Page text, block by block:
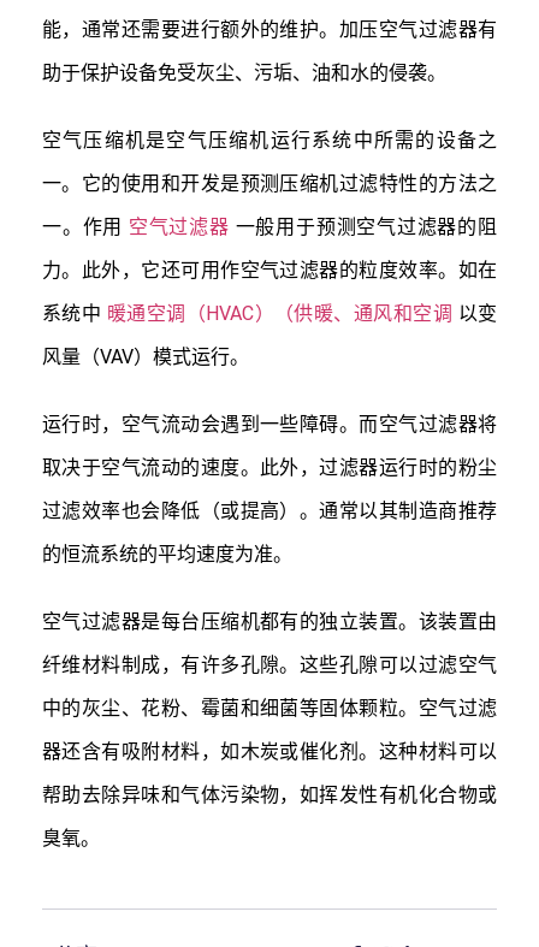
能，通常还需要进行额外的维护。加压空气过滤器有
助于保护设备免受灰尘、污垢、油和水的侵袭。
空气压缩机是空气压缩机运行系统中所需的设备之
一。它的使用和开发是预测压缩机过滤特性的方法之
一。作用 空气过滤器 一般用于预测空气过滤器的阻
力。此外，它还可用作空气过滤器的粒度效率。如在
系统中 暖通空调（HVAC）（供暖、通风和空调 以变
风量（VAV）模式运行。
运行时，空气流动会遇到一些障碍。而空气过滤器将
取决于空气流动的速度。此外，过滤器运行时的粉尘
过滤效率也会降低（或提高）。通常以其制造商推荐
的恒流系统的平均速度为准。
空气过滤器是每台压缩机都有的独立装置。该装置由
纤维材料制成，有许多孔隙。这些孔隙可以过滤空气
中的灰尘、花粉、霉菌和细菌等固体颗粒。空气过滤
器还含有吸附材料，如木炭或催化剂。这种材料可以
帮助去除异味和气体污染物，如挥发性有机化合物或
臭氧。